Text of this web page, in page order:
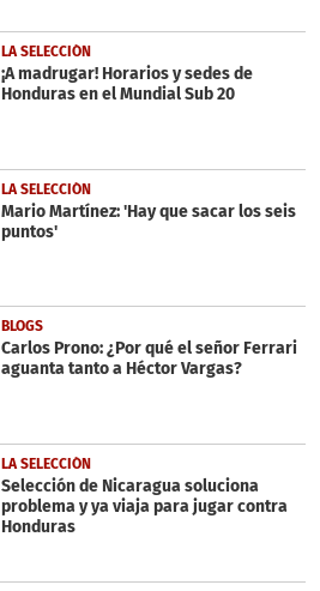
LA SELECCIÓN
¡A madrugar! Horarios y sedes de
Honduras en el Mundial Sub 20
LA SELECCIÓN
Mario Martínez: 'Hay que sacar los seis
puntos'
BLOGS
Carlos Prono: ¿Por qué el señor Ferrari
aguanta tanto a Héctor Vargas?
LA SELECCIÓN
Selección de Nicaragua soluciona
problema y ya viaja para jugar contra
Honduras